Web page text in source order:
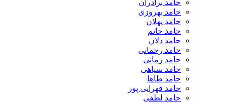
حامد برادران
حامد بهروزی
حامد پهلان
حامد حاتم
حامد دلان
حامد رحمانی
حامد زمانی
حامد سیاهی
حامد طاها
حامد قهرایی پور
حامد لطفی